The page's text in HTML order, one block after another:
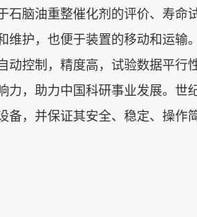
石脑油重整催化剂的评价、寿
维护，也便于装置的移动和运
动控制，精度高，试验数据平行性
力，助力中国科研事业发展。
备，并保证其安全、稳定、操作简